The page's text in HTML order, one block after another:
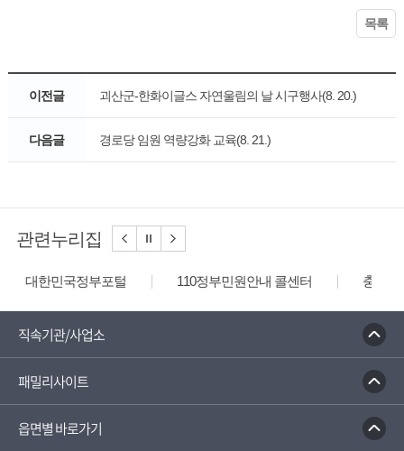
목록
이전글 괴산군-한화이글스 자연울림의 날 시구행사(8. 20.)
다음글 경로당 임원 역량강화 교육(8. 21.)
관련누리집
대한민국정부포털 110정부민원안내 콜센터 충청북
직속기관/사업소
패밀리사이트
읍면별 바로가기